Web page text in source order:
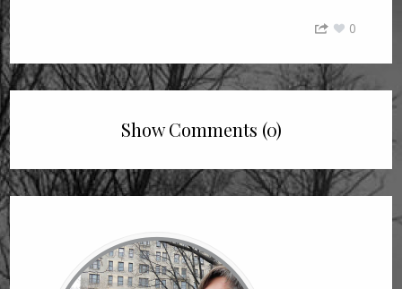
0
Show Comments (0)